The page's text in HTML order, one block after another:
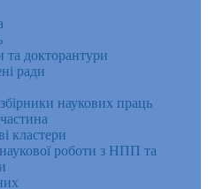
та докторантури
ради
наукових праць
кластери
наукової роботи з НПП та